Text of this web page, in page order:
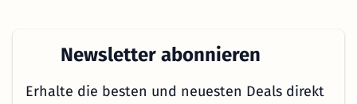
Newsletter abonnieren
Erhalte die besten und neuesten Deals direkt